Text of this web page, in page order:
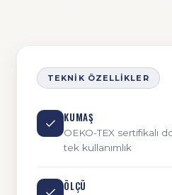
TEKNIK ÖZELLIKLER
KUMAŞ
OEKO-TEX sertifikalı
tek kullanımlık
ÖLÇÜ